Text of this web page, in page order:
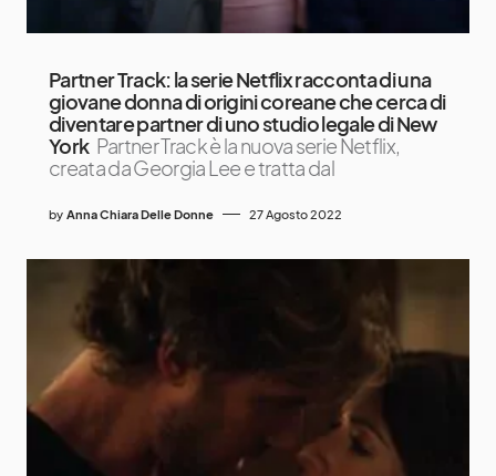
Partner Track: la serie Netflix racconta di una
giovane donna di origini coreane che cerca di
diventare partner di uno studio legale di New
York Partner Track è la nuova serie Netflix,
creata da Georgia Lee e tratta dal
by Anna Chiara Delle Donne 27 Agosto 2022